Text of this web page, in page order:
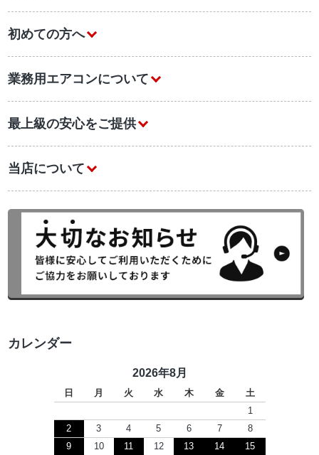
初めての方へ
業務用エアコンについて
最上級の安心をご提供
当店について
カレンダー
2026年8月
日 月 火 水 木 金
土
1
2
3 4 5 6 7
8
9
10 11 12 13 14 15